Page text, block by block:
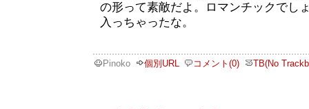
の形って素敵だよ。ロマンチックでし
入っちゃったな。
Pinoko 個別URL コメント(0) TB(No